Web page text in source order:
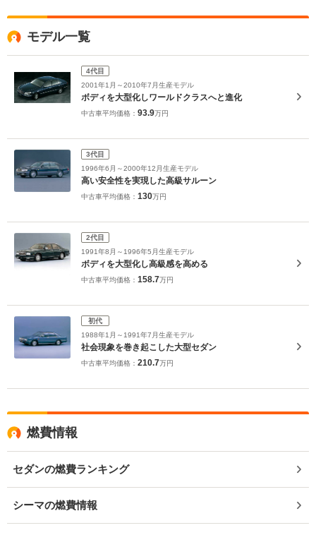
モデル一覧
4代目
2001年1月～2010年7月生産モデル
ボディを大型化しワールドクラスへと進化
中古車平均価格： 93.9万円
3代目
1996年6月～2000年12月生産モデル
高い安全性を実現した高級サルーン
中古車平均価格： 130万円
2代目
1991年8月～1996年5月生産モデル
ボディを大型化し高級感を高める
中古車平均価格： 158.7万円
初代
1988年1月～1991年7月生産モデル
社会現象を巻き起こした大型セダン
中古車平均価格： 210.7万円
燃費情報
セダンの燃費ランキング
シーマの燃費情報